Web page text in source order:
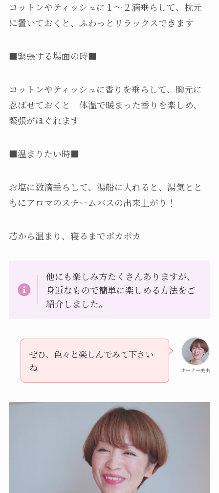
コットンやティッシュに１〜２滴垂らして、枕元
に置いておくと、ふわっとリラックスできます
■緊張する場面の時■
コットンやティッシュに香りを垂らして、胸元に
忍ばせておくと 体温で暖まった香りを楽しめ、
緊張がほぐれます
■温まりたい時■
お塩に数滴垂らして、湯船に入れると、湯気とと
もにアロマのスチームバスの出来上がり！
芯から温まり、寝るまでポカポカ
他にも楽しみ方たくさんありますが、
身近なもので簡単に楽しめる方法をご
紹介しました。
オーナー美由
ぜひ、色々と楽しんでみて下さい
ね